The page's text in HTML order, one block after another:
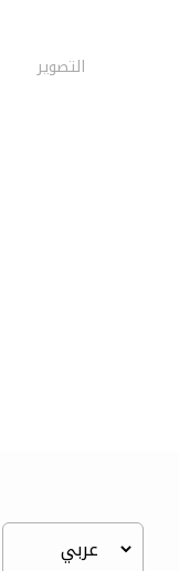
التصوير